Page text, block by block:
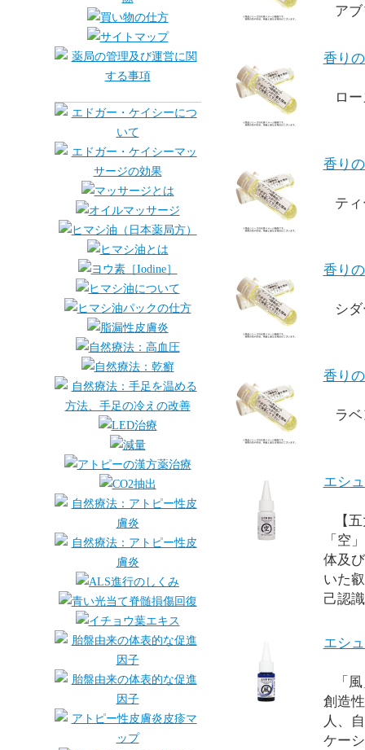
ア
香り
ロ
香り
テ
香り
シ
香り
ラ
エシ
【
「空
体及
いた
己認
エシ
「
創造
人、
ケー